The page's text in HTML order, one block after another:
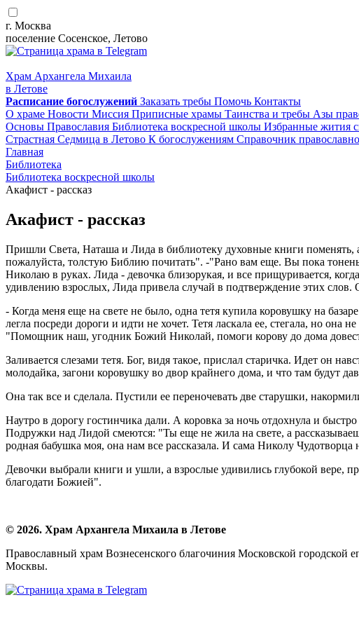
г. Москва
поселение Сосенское, Летово
Храм Архангела Михаила
в Летове
Расписание богослужений Заказать требы Помочь Контакты
О храме Новости Миссия Приписные храмы Таинства и требы Азы
Основы Православия Библиотека воскресной школы Избранные жития
Страстная Седмица в Летово К богослужениям Справочник
Главная
Библиотека
Библиотека воскресной школы
Акафист - рассказ
Акафист - рассказ
Пришли Света, Наташа и Лида в библиотеку духовные книги
пожалуйста, толстую Библию почитать". -"Рано вам еще. Вы пока
Николаю в руках. Лида - девочка близорукая, и все прищуривается,
удивлению взрослых, Лида привела случай в подтверждение этих слов.
- Когда меня еще на свете не было, одна тетя купила коровушку на
легла посреди дороги и идти не хочет. Тетя ласкала ее, стегала, но
"Помощник наш, угодник Божий Николай, помоги корову до дома
Заливается слезами тетя. Бог, видя такое, прислал старичка. Идет он
молодайка, загони коровушку во двор крайнего дома, и что там будут
Она так все и сделала. Пустили ее переночевать две старушки,
Наутро в дорогу гостинчика дали. А коровка за ночь отдохнула и
Подружки над Лидой смеются: "Ты еще не жила на свете, а
родная бабушка моя, она нам все рассказала. И сама Николу
Девочки выбрали книги и ушли, а взрослые удивились глубокой вере,
благодати Божией".
© 2026. Храм Архангела Михаила в Летове
Православный храм Вознесенского благочиния Московской городской
Москвы.